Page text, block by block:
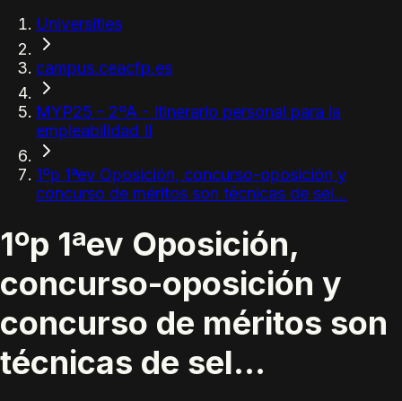
Universities
campus.ceacfp.es
MYP25 - 2ºA - Itinerario personal para la
empleabilidad II
1ºp 1ªev Oposición, concurso-oposición y
concurso de méritos son técnicas de sel...
1ºp 1ªev Oposición,
concurso-oposición y
concurso de méritos son
técnicas de sel...